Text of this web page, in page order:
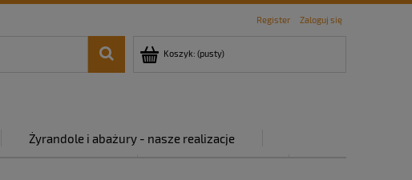
Register Zaloguj się
Koszyk: (pusty)
Żyrandole i abażury - nasze realizacje